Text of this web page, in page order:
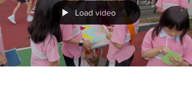
Load video